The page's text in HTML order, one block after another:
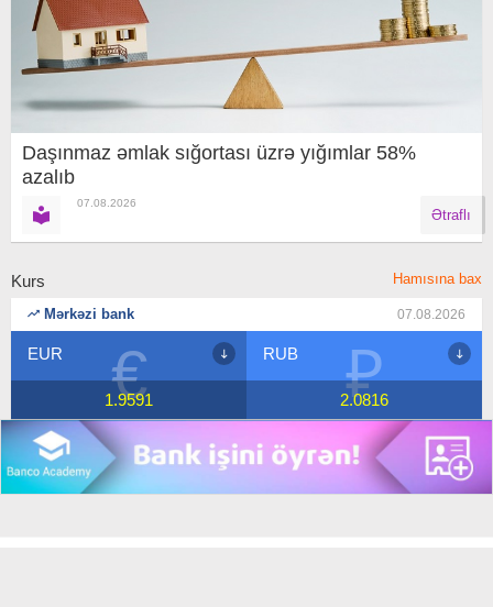
Daşınmaz əmlak sığortası üzrə yığımlar 58%
azalıb
07.08.2026
Ətraflı
Kurs Hamısına bax
Mərkəzi bank 07.08.2026
€
EUR
1.9591 ₽
RUB
2.0816